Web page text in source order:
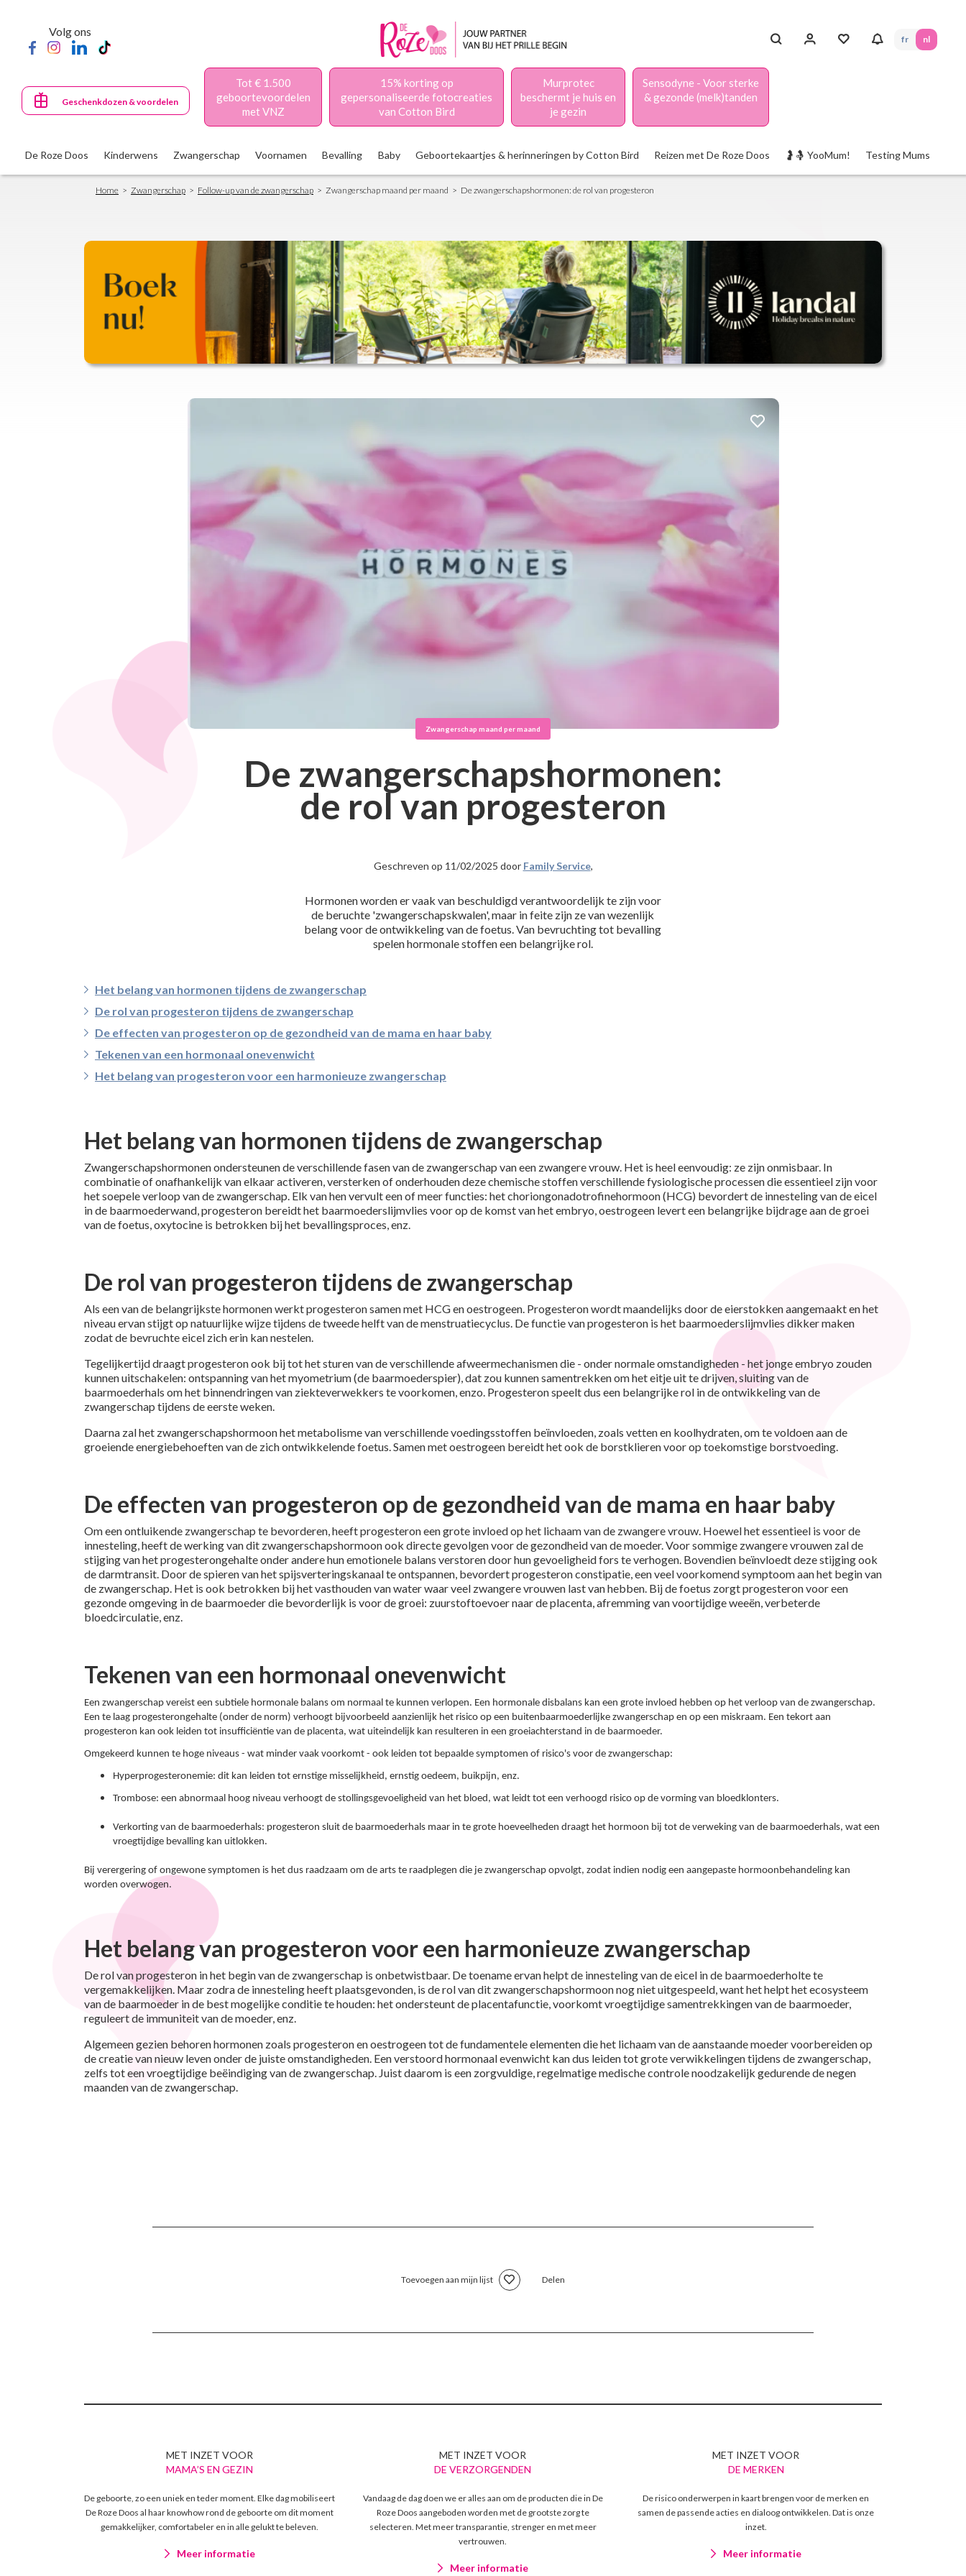
content
Volg ons
fr nl
Geschenkdozen & voordelen
Tot € 1.500
geboortevoordelen
met VNZ
15% korting op
gepersonaliseerde fotocreaties
van Cotton Bird
Murprotec
beschermt je huis en
je gezin
Sensodyne - Voor sterke
& gezonde (melk)tanden
De Roze Doos Kinderwens Zwangerschap Voornamen Bevalling Baby Geboortekaartjes & herinneringen by Cotton Bird Reizen met De Roze Doos 🤰🤱 YooMum! Testing Mums
Breadcrumb
Home Zwangerschap Follow-up van de zwangerschap Zwangerschap maand per maand De zwangerschapshormonen: de rol van progesteron
Zwangerschap maand per maand
De zwangerschapshormonen:
de rol van progesteron
Geschreven op 11/02/2025 door Family Service,
Hormonen worden er vaak van beschuldigd verantwoordelijk te zijn voor
de beruchte 'zwangerschapskwalen', maar in feite zijn ze van wezenlijk
belang voor de ontwikkeling van de foetus. Van bevruchting tot bevalling
spelen hormonale stoffen een belangrijke rol.
Het belang van hormonen tijdens de zwangerschap
De rol van progesteron tijdens de zwangerschap
De effecten van progesteron op de gezondheid van de mama en haar baby
Tekenen van een hormonaal onevenwicht
Het belang van progesteron voor een harmonieuze zwangerschap
Het belang van hormonen tijdens de zwangerschap
Zwangerschapshormonen ondersteunen de verschillende fasen van de zwangerschap van een zwangere vrouw. Het is heel eenvoudig: ze zijn onmisbaar. In
combinatie of onafhankelijk van elkaar activeren, versterken of onderhouden deze chemische stoffen verschillende fysiologische processen die essentieel zijn voor
het soepele verloop van de zwangerschap. Elk van hen vervult een of meer functies: het choriongonadotrofinehormoon (HCG) bevordert de innesteling van de eicel
in de baarmoederwand, progesteron bereidt het baarmoederslijmvlies voor op de komst van het embryo, oestrogeen levert een belangrijke bijdrage aan de groei
van de foetus, oxytocine is betrokken bij het bevallingsproces, enz.
De rol van progesteron tijdens de zwangerschap
Als een van de belangrijkste hormonen werkt progesteron samen met HCG en oestrogeen. Progesteron wordt maandelijks door de eierstokken aangemaakt en het
niveau ervan stijgt op natuurlijke wijze tijdens de tweede helft van de menstruatiecyclus. De functie van progesteron is het baarmoederslijmvlies dikker maken
zodat de bevruchte eicel zich erin kan nestelen.
Tegelijkertijd draagt progesteron ook bij tot het sturen van de verschillende afweermechanismen die - onder normale omstandigheden - het jonge embryo zouden
kunnen uitschakelen: ontspanning van het myometrium (de baarmoederspier), dat zou kunnen samentrekken om het eitje uit te drijven, sluiting van de
baarmoederhals om het binnendringen van ziekteverwekkers te voorkomen, enzo. Progesteron speelt dus een belangrijke rol in de ontwikkeling van de
zwangerschap tijdens de eerste weken.
Daarna zal het zwangerschapshormoon het metabolisme van verschillende voedingsstoffen beïnvloeden, zoals vetten en koolhydraten, om te voldoen aan de
groeiende energiebehoeften van de zich ontwikkelende foetus. Samen met oestrogeen bereidt het ook de borstklieren voor op toekomstige borstvoeding.
De effecten van progesteron op de gezondheid van de mama en haar baby
Om een ontluikende zwangerschap te bevorderen, heeft progesteron een grote invloed op het lichaam van de zwangere vrouw. Hoewel het essentieel is voor de
innesteling, heeft de werking van dit zwangerschapshormoon ook directe gevolgen voor de gezondheid van de moeder. Voor sommige zwangere vrouwen zal de
stijging van het progesterongehalte onder andere hun emotionele balans verstoren door hun gevoeligheid fors te verhogen. Bovendien beïnvloedt deze stijging ook
de darmtransit. Door de spieren van het spijsverteringskanaal te ontspannen, bevordert progesteron constipatie, een veel voorkomend symptoom aan het begin van
de zwangerschap. Het is ook betrokken bij het vasthouden van water waar veel zwangere vrouwen last van hebben. Bij de foetus zorgt progesteron voor een
gezonde omgeving in de baarmoeder die bevorderlijk is voor de groei: zuurstoftoevoer naar de placenta, afremming van voortijdige weeën, verbeterde
bloedcirculatie, enz.
Tekenen van een hormonaal onevenwicht
Een zwangerschap vereist een subtiele hormonale balans om normaal te kunnen verlopen. Een hormonale disbalans kan een grote invloed hebben op het verloop van de zwangerschap.
Een te laag progesterongehalte (onder de norm) verhoogt bijvoorbeeld aanzienlijk het risico op een buitenbaarmoederlijke zwangerschap en op een miskraam. Een tekort aan
progesteron kan ook leiden tot insufficiëntie van de placenta, wat uiteindelijk kan resulteren in een groeiachterstand in de baarmoeder.
Omgekeerd kunnen te hoge niveaus - wat minder vaak voorkomt - ook leiden tot bepaalde symptomen of risico's voor de zwangerschap:
Hyperprogesteronemie: dit kan leiden tot ernstige misselijkheid, ernstig oedeem, buikpijn, enz.
Trombose: een abnormaal hoog niveau verhoogt de stollingsgevoeligheid van het bloed, wat leidt tot een verhoogd risico op de vorming van bloedklonters.
Verkorting van de baarmoederhals: progesteron sluit de baarmoederhals maar in te grote hoeveelheden draagt het hormoon bij tot de verweking van de baarmoederhals, wat een
vroegtijdige bevalling kan uitlokken.
Bij verergering of ongewone symptomen is het dus raadzaam om de arts te raadplegen die je zwangerschap opvolgt, zodat indien nodig een aangepaste hormoonbehandeling kan
worden overwogen.
Het belang van progesteron voor een harmonieuze zwangerschap
De rol van progesteron in het begin van de zwangerschap is onbetwistbaar. De toename ervan helpt de innesteling van de eicel in de baarmoederholte te
vergemakkelijken. Maar zodra de innesteling heeft plaatsgevonden, is de rol van dit zwangerschapshormoon nog niet uitgespeeld, want het helpt het ecosysteem
van de baarmoeder in de best mogelijke conditie te houden: het ondersteunt de placentafunctie, voorkomt vroegtijdige samentrekkingen van de baarmoeder,
reguleert de immuniteit van de moeder, enz.
Algemeen gezien behoren hormonen zoals progesteron en oestrogeen tot de fundamentele elementen die het lichaam van de aanstaande moeder voorbereiden op
de creatie van nieuw leven onder de juiste omstandigheden. Een verstoord hormonaal evenwicht kan dus leiden tot grote verwikkelingen tijdens de zwangerschap,
zelfs tot een vroegtijdige beëindiging van de zwangerschap. Juist daarom is een zorgvuldige, regelmatige medische controle noodzakelijk gedurende de negen
maanden van de zwangerschap.
Toevoegen aan mijn lijst Delen
MET INZET VOOR
MAMA’S EN GEZIN
De geboorte, zo een uniek en teder moment. Elke dag mobiliseert
De Roze Doos al haar knowhow rond de geboorte om dit moment
gemakkelijker, comfortabeler en in alle gelukt te beleven.
Meer informatie
MET INZET VOOR
DE VERZORGENDEN
Vandaag de dag doen we er alles aan om de producten die in De
Roze Doos aangeboden worden met de grootste zorg te
selecteren. Met meer transparantie, strenger en met meer
vertrouwen.
Meer informatie
MET INZET VOOR
DE MERKEN
De risico onderwerpen in kaart brengen voor de merken en
samen de passende acties en dialoog ontwikkelen. Dat is onze
inzet.
Meer informatie